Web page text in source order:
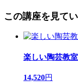
この講座を見て
楽しい陶芸教
14,520円